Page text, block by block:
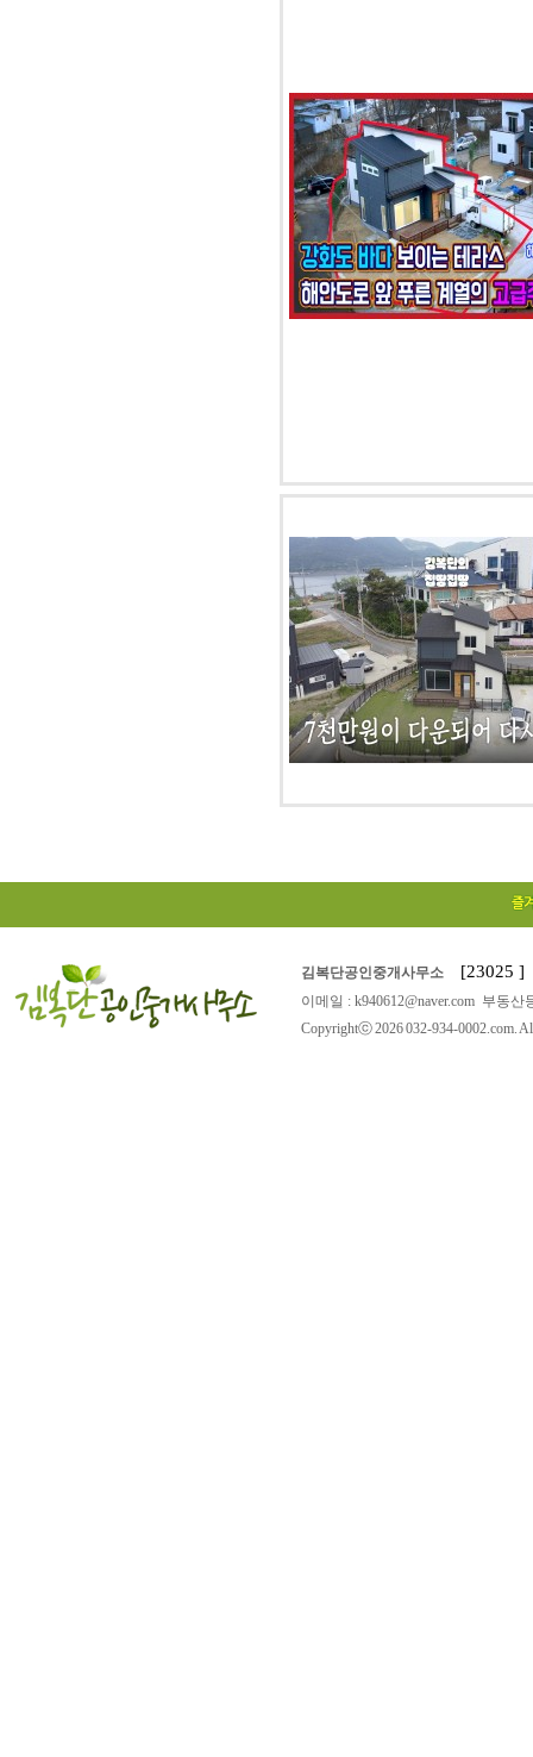
김복단공인중개사무소 [23025 ]
이메일 : k940612@naver.com 부동
Copyrightⓒ 2026 032-934-0002.com.